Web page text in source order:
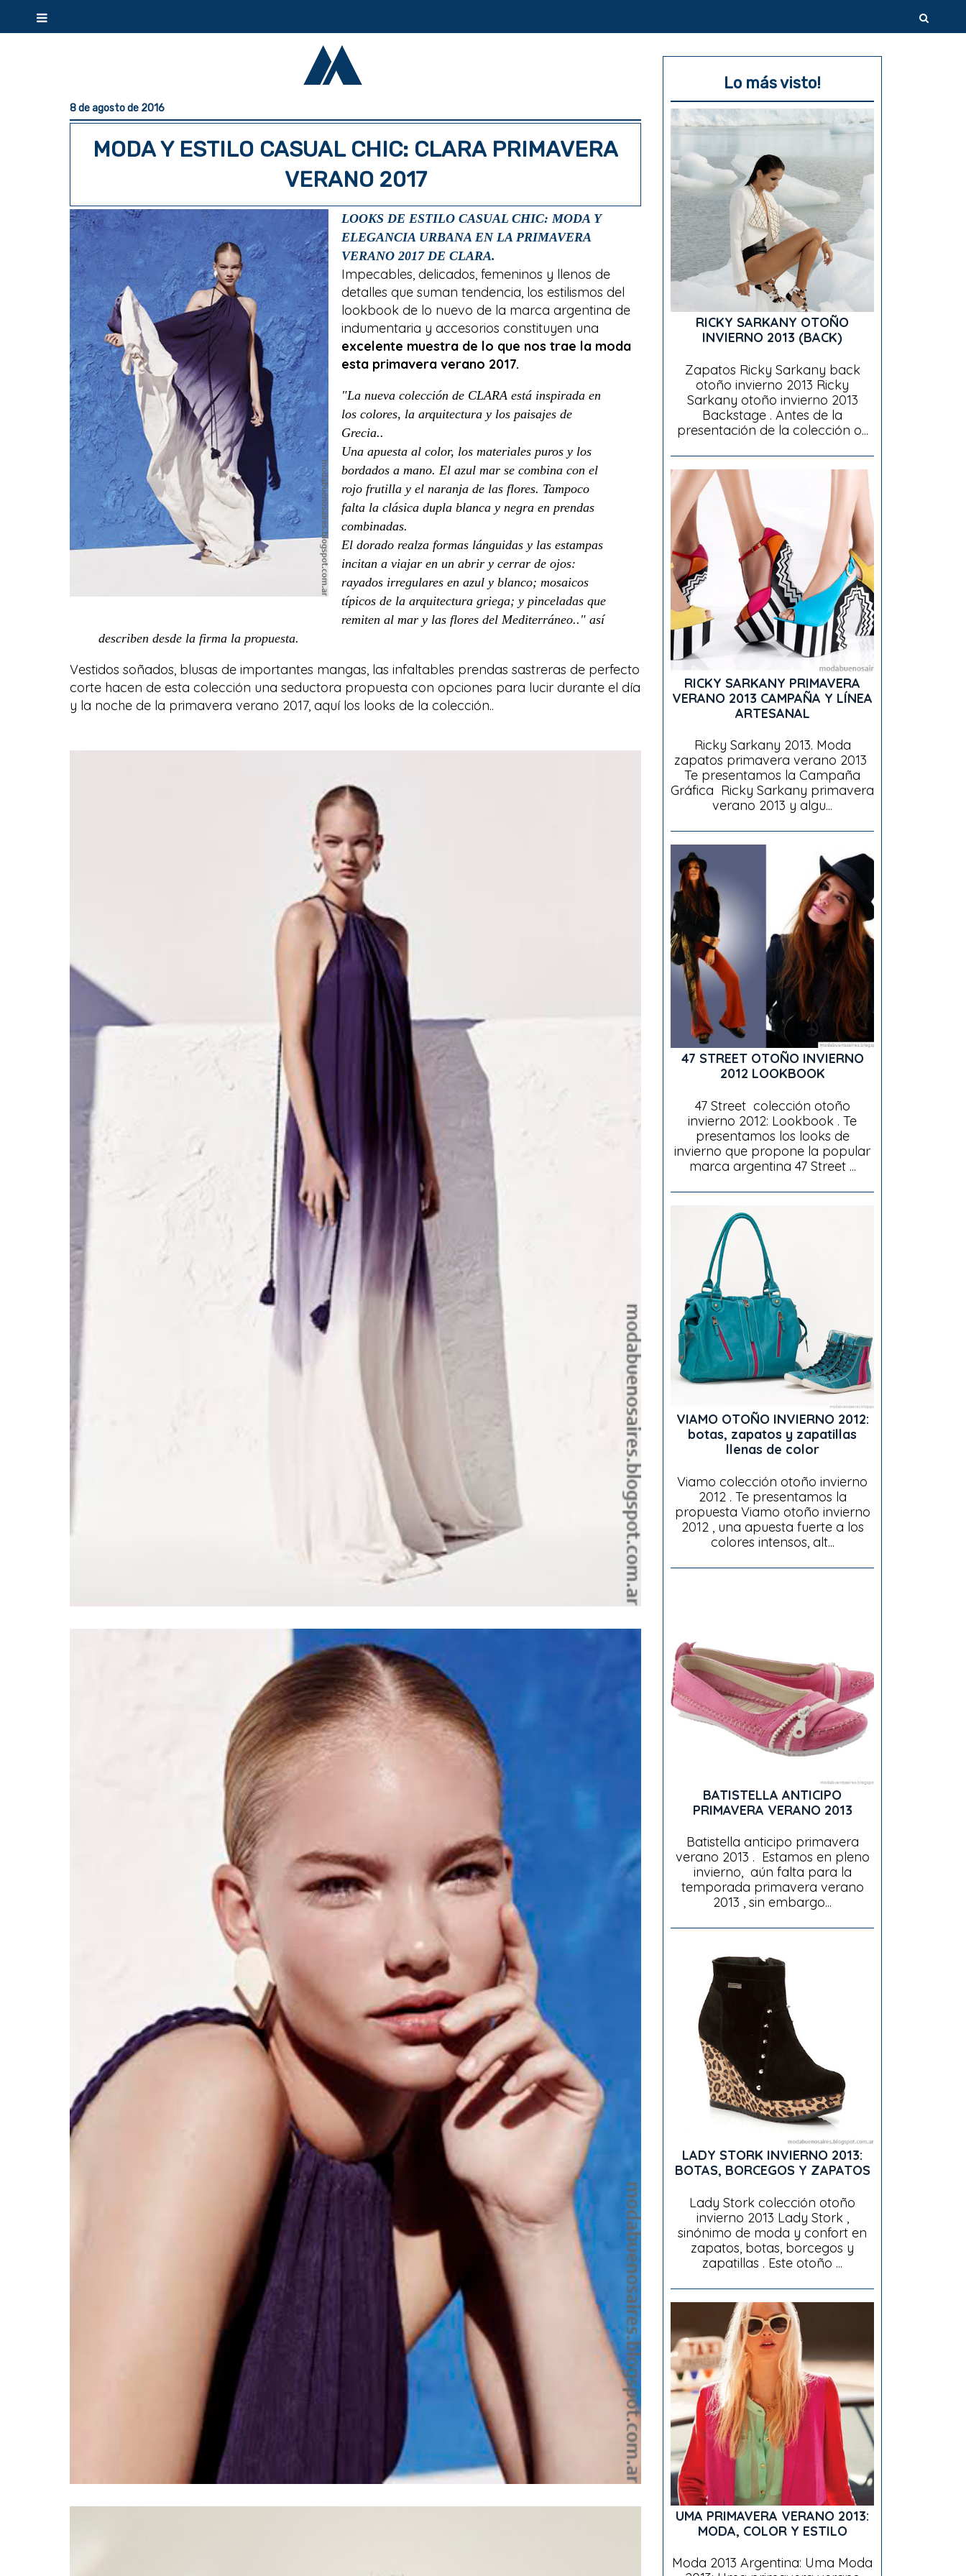
8 de agosto de 2016
MODA Y ESTILO CASUAL CHIC: CLARA PRIMAVERA
VERANO 2017
LOOKS DE ESTILO CASUAL CHIC: MODA Y
ELEGANCIA URBANA EN LA PRIMAVERA
VERANO 2017 DE CLARA.
Impecables, delicados, femeninos y llenos de
detalles que suman tendencia, los estilismos del
lookbook de lo nuevo de la marca argentina de
indumentaria y accesorios constituyen una
excelente muestra de lo que nos trae la moda
esta primavera verano 2017.
"La nueva colección de CLARA está inspirada en
los colores, la arquitectura y los paisajes de
Grecia..
Una apuesta al color, los materiales puros y los
bordados a mano. El azul mar se combina con el
rojo frutilla y el naranja de las flores. Tampoco
falta la clásica dupla blanca y negra en prendas
combinadas.
El dorado realza formas lánguidas y las estampas
incitan a viajar en un abrir y cerrar de ojos:
rayados irregulares en azul y blanco; mosaicos
típicos de la arquitectura griega; y pinceladas que
remiten al mar y las flores del Mediterráneo.." así
describen desde la firma la propuesta.
Vestidos soñados, blusas de importantes mangas, las infaltables prendas sastreras de perfecto
corte hacen de esta colección una seductora propuesta con opciones para lucir durante el día
y la noche de la primavera verano 2017, aquí los looks de la colección..
Lo más visto!
RICKY SARKANY OTOÑO
INVIERNO 2013 (BACK)
Zapatos Ricky Sarkany back
otoño invierno 2013 Ricky
Sarkany otoño invierno 2013
Backstage . Antes de la
presentación de la colección o...
RICKY SARKANY PRIMAVERA
VERANO 2013 CAMPAÑA Y LÍNEA
ARTESANAL
Ricky Sarkany 2013. Moda
zapatos primavera verano 2013
Te presentamos la Campaña
Gráfica Ricky Sarkany primavera
verano 2013 y algu...
47 STREET OTOÑO INVIERNO
2012 LOOKBOOK
47 Street colección otoño
invierno 2012: Lookbook . Te
presentamos los looks de
invierno que propone la popular
marca argentina 47 Street ...
VIAMO OTOÑO INVIERNO 2012:
botas, zapatos y zapatillas
llenas de color
Viamo colección otoño invierno
2012 . Te presentamos la
propuesta Viamo otoño invierno
2012 , una apuesta fuerte a los
colores intensos, alt...
BATISTELLA ANTICIPO
PRIMAVERA VERANO 2013
Batistella anticipo primavera
verano 2013 . Estamos en pleno
invierno, aún falta para la
temporada primavera verano
2013 , sin embargo...
LADY STORK INVIERNO 2013:
BOTAS, BORCEGOS Y ZAPATOS
Lady Stork colección otoño
invierno 2013 Lady Stork ,
sinónimo de moda y confort en
zapatos, botas, borcegos y
zapatillas . Este otoño ...
UMA PRIMAVERA VERANO 2013:
MODA, COLOR Y ESTILO
Moda 2013 Argentina: Uma Moda